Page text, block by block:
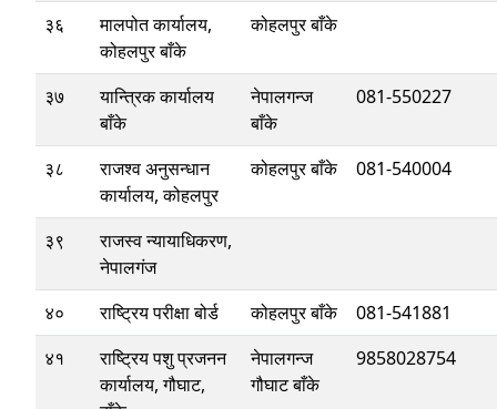
३६
मालपोत कार्यालय,
कोहलपुर बाँके
कोहलपुर बाँके
३७
यान्त्रिक कार्यालय
बाँके
नेपालगन्ज
बाँके
081-550227
३८
राजश्‍व अनुसन्धान
कार्यालय, कोहलपुर
कोहलपुर बाँके 081-540004
३९
राजस्व न्यायाधिकरण,
नेपालगंज
४०
राष्ट्रिय परीक्षा बोर्ड कोहलपुर बाँके
081-541881
४१
राष्ट्रिय पशु प्रजनन
कार्यालय, गौघाट,
नेपालगन्ज
गौघाट बाँके
9858028754